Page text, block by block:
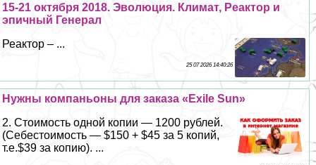
15-21 октября 2018. Эволюция. Климат, Реактор и
эпичный Генерал
Реактор – ...
25 07 2026 14:40:26
Нужны компаньоны для заказа «Exile Sun»
2. Стоимость одной копии — 1200 рублей.
(Себестоимость — $150 + $45 за 5 копий,
т.е.$39 за копию). ...